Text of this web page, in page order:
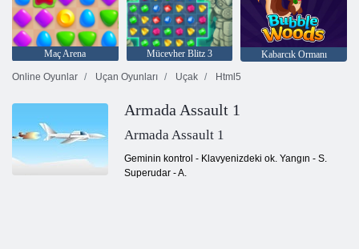
Maç Arena Mücevher Blitz 3
Kabarcık Ormanı
Online Oyunlar
Uçan Oyunları Uçak Html5
Armada Assault 1
Armada Assault 1
Geminin kontrol - Klavyenizdeki ok. Yangın - S.
Superudar - A.